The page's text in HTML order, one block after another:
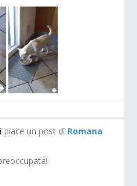
piace un post di Romana